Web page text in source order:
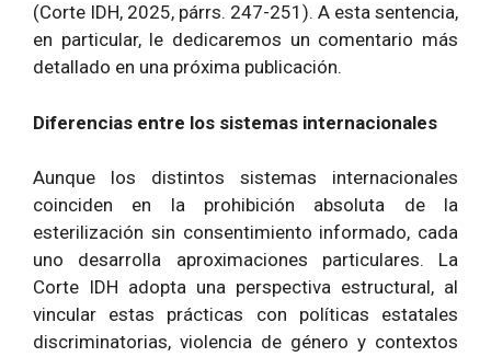
(Corte IDH, 2025, párrs. 247-251). A esta sentencia,
en particular, le dedicaremos un comentario más
detallado en una próxima publicación.
Diferencias entre los sistemas internacionales
Aunque los distintos sistemas internacionales
coinciden en la prohibición absoluta de la
esterilización sin consentimiento informado, cada
uno desarrolla aproximaciones particulares. La
Corte IDH adopta una perspectiva estructural, al
vincular estas prácticas con políticas estatales
discriminatorias, violencia de género y contextos